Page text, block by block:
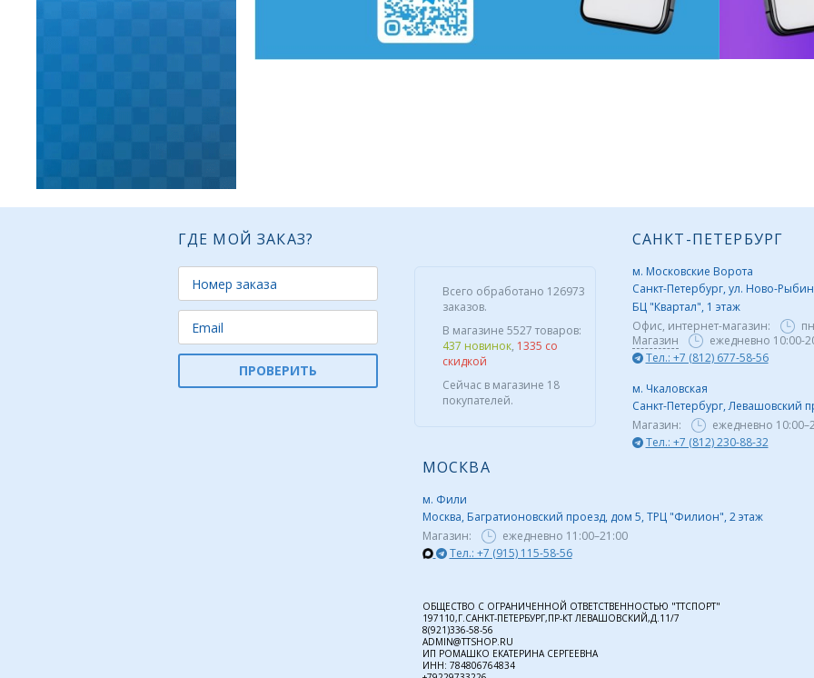
ГДЕ МОЙ ЗАКАЗ?
ПРОВЕРИТЬ
Всего обработано 126973
заказов.
В магазине 5527 товаров:
437 новинок, 1335 со
скидкой
Сейчас в магазине 18
покупателей.
САНКТ-ПЕТЕРБУРГ
м. Московские Ворота
Санкт-Петербург, ул. Ново-
БЦ "Квартал", 1 этаж
Офис, интернет-магазин:
Магазин
ежедневно 10:00-
Тел.: +7 (812) 677-58-56
м. Чкаловская
Санкт-Петербург, Левашовский
Магазин:
ежедневно
Тел.: +7 (812) 230-88-32
МОСКВА
м. Фили
Москва, Багратионовский проезд, дом 5, ТРЦ "Филион", 2 этаж
Магазин:
ежедневно 11:00–21:00
Тел.: +7 (915) 115-58-56
ОБЩЕСТВО С ОГРАНИЧЕННОЙ ОТВЕТСТВЕННОСТЬЮ "ТТСПОРТ"
197110,Г.САНКТ-ПЕТЕРБУРГ,ПР-КТ ЛЕВАШОВСКИЙ,Д.11/7
8(921)336-58-56
ADMIN@TTSHOP.RU
ИП РОМАШКО ЕКАТЕРИНА СЕРГЕЕВНА
ИНН: 784806764834